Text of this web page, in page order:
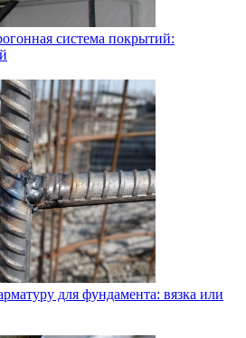
система покрытий:
для фундамента: вязка или